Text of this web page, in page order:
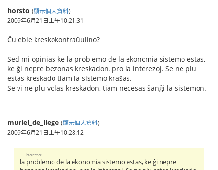
horsto (顯示個人資料)
2009年6月21日上午10:21:31
Ĉu eble kreskokontraŭulino?
Sed mi opinias ke la problemo de la ekonomia sistemo estas,
ke ĝi nepre bezonas kreskadon, pro la interezoj. Se ne plu
estas kreskado tiam la sistemo kraŝas.
Se vi ne plu volas kreskadon, tiam necesas ŝanĝi la sistemon.
muriel_de_liege (顯示個人資料)
2009年6月21日上午10:28:12
horsto:
la problemo de la ekonomia sistemo estas, ke ĝi nepre